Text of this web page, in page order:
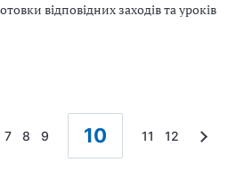
відповідних заходів та уроків
7 8 9 10 11 12